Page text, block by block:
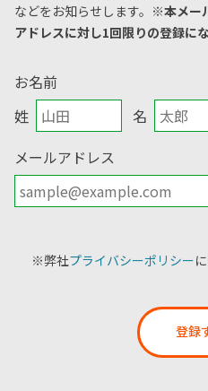
などをお知らせします。 ※本メー
アドレスに対し1回限りの登録にな
お名前
姓
名
メールアドレス
※弊社プライバシーポリシー
登録